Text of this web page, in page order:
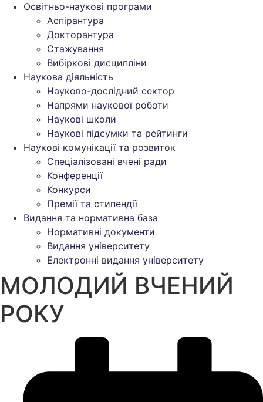
Освітньо-наукові програми
Аспірантура
Докторантура
Стажування
Вибіркові дисципліни
Наукова діяльність
Науково-дослідний сектор
Напрями наукової роботи
Наукові школи
Наукові підсумки та рейтинги
Наукові комунікації та розвиток
Спеціалізовані вчені ради
Конференції
Конкурси
Премії та стипендії
Видання та нормативна база
Нормативні документи
Видання університету
Електронні видання університету
МОЛОДИЙ ВЧЕНИЙ
РОКУ